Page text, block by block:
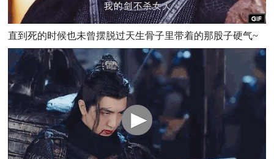
直到死的时候也未曾摆脱过天生骨子里带着的那股子硬气~